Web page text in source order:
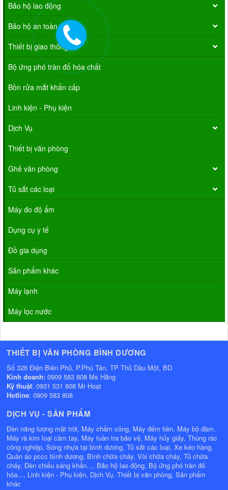
Bảo hộ lao động
Bảo hộ an toàn
Thiết bị giao thông
Bộ ứng phó tràn đổ hóa chất
Bồn rửa mắt khẩn cấp
Linh kiện - Phụ kiện
Dịch Vụ
Thiết bị văn phòng
Ghế văn phòng
Tủ sắt các loại
Máy đo độ ẩm
Dụng cụ y tế
Đồ gia dụng
Sản phẩm khác
Máy lạnh
Máy lọc nước
THIẾT BỊ VĂN PHÒNG BÌNH DƯƠNG
Số 326 Điện Biên Phủ, P.Phú Tân, TP Thủ Dầu Một, BD
Kinh doanh: 0909 583 808 Ms Hằng
Kỹ thuật: 0931 531 808 Mr Hoạt
Hotline: 0909 583 808
DỊCH VỤ - SẢN PHẨM
Đèn năng lượng mặt trời, Máy chấm công, Máy đếm tiền, Máy bộ đàm,
Máy rà kim loại cầm tay, Máy tuần tra bảo vệ, Máy hủy giấy, Thùng rác
công nghiệp, Sóng nhựa tại bình dương, Tủ sắt các loại, Xe kéo hàng,
Quần áo pccc bình dương, Bình chữa cháy, Vòi chữa cháy, Tủ chữa
cháy, Đèn chiếu sáng khẩn..., Bảo hộ lao động, Bộ ứng phó tràn đổ
hóa..., Linh kiện - Phụ kiện, Dịch Vụ, Thiết bị văn phòng, Sản phẩm
khác